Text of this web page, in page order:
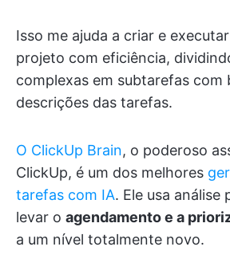
Isso me ajuda a criar e
projeto com eficiência,
complexas em subtarefas com
descrições das tarefas.
O ClickUp Brain, o poderoso
ClickUp, é um dos melhores
tarefas com IA. Ele usa análise
levar o agendamento e a
a um nível totalmente novo.